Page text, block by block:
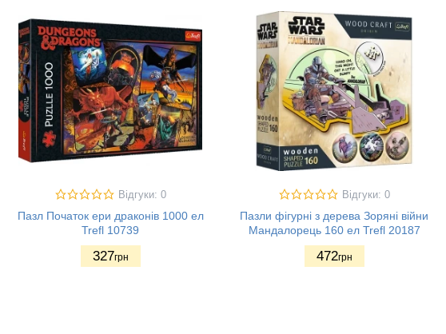
Відгуки: 0
Пазл Початок ери драконів 1000 ел
Trefl 10739
327грн
Відгуки: 0
Пазли фігурні з дерева Зоряні війни
Мандалорець 160 ел Trefl 20187
472грн